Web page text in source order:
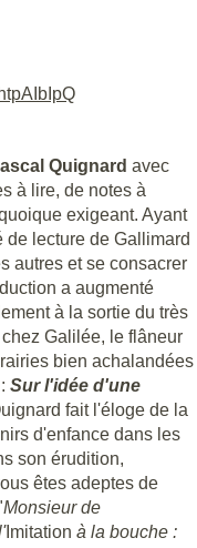
Quignard avec
à lire, de notes à
exigeant. Ayant
lecture de Gallimard
autres et se consacrer
a augmenté
à la sortie du très
Galilée, le flâneur
bien achalandées
Sur l'idée d'une
fait l'éloge de la
d'enfance dans les
son érudition,
êtes adeptes de
Monsieur de
Imitation à la bouche :